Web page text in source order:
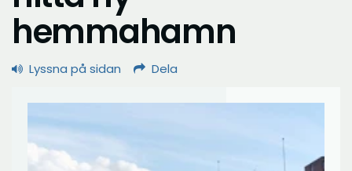
hemmahamn
Lyssna på sidan Dela